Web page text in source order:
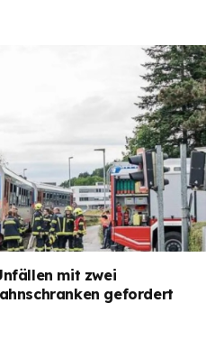
mit zwei
gefordert